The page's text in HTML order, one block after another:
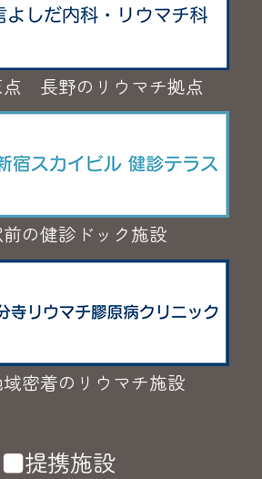
点 長野のリウマチ拠点
の健診ドック施設
密着のリウマチ施設
■提携施設